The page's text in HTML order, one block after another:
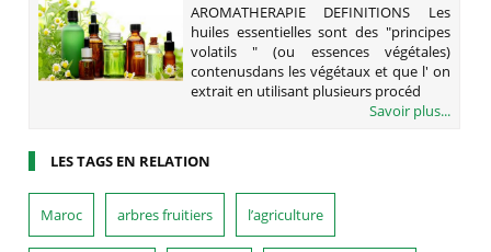
AROMATHERAPIE DEFINITIONS Les
huiles essentielles sont des "principes
volatils " (ou essences végétales)
contenusdans les végétaux et que l' on
extrait en utilisant plusieurs procéd
Savoir plus...
LES TAGS EN RELATION
Maroc arbres fruitiers l’agriculture